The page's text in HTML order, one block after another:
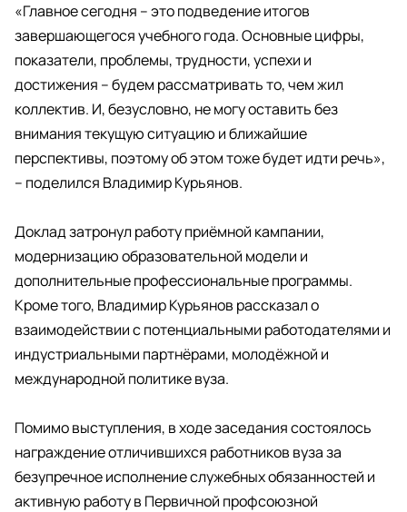
«Главное сегодня – это подведение итогов
завершающегося учебного года. Основные цифры,
показатели, проблемы, трудности, успехи и
достижения – будем рассматривать то, чем жил
коллектив. И, безусловно, не могу оставить без
внимания текущую ситуацию и ближайшие
перспективы, поэтому об этом тоже будет идти речь»,
– поделился Владимир Курьянов.
Доклад затронул работу приёмной кампании,
модернизацию образовательной модели и
дополнительные профессиональные программы.
Кроме того, Владимир Курьянов рассказал о
взаимодействии с потенциальными работодателями и
индустриальными партнёрами, молодёжной и
международной политике вуза.
Помимо выступления, в ходе заседания состоялось
награждение отличившихся работников вуза за
безупречное исполнение служебных обязанностей и
активную работу в Первичной профсоюзной